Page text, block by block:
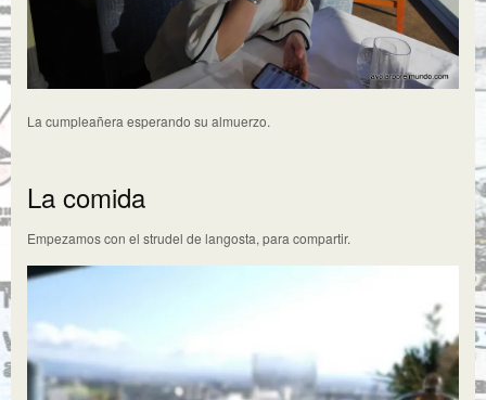
La cumpleañera esperando su almuerzo.
La comida
Empezamos con el strudel de langosta, para compartir.